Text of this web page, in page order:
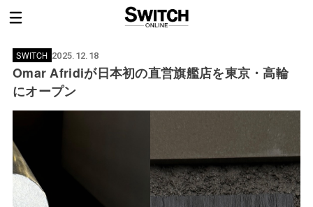
SWITCH 2025.12.18
Omar Afridiが日本初の直営旗艦店を東京・高輪
にオープン